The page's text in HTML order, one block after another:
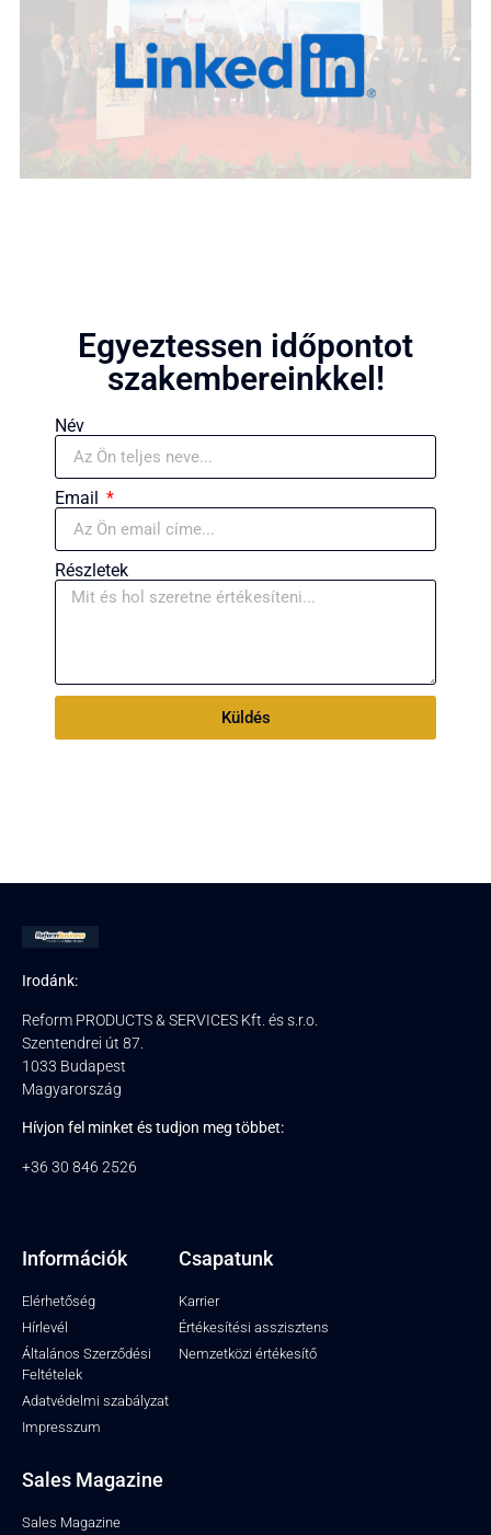
Egyeztessen időpontot
szakembereinkkel!
Név
Email
Részletek
Küldés
Irodánk:
Reform PRODUCTS & SERVICES Kft. és s.r.o.
Szentendrei út 87.
1033 Budapest
Magyarország
Hívjon fel minket és tudjon meg többet:
+36 30 846 2526
Információk
Elérhetőség
Hírlevél
Általános Szerződési
Feltételek
Adatvédelmi szabályzat
Impresszum
Csapatunk
Karrier
Értékesítési asszisztens
Nemzetközi értékesítő
Sales Magazine
Sales Magazine